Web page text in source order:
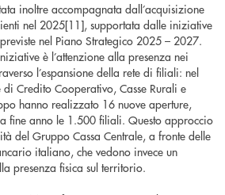
inoltre accompagnata dall’acquisizione
nel 2025[11], supportata dalle iniziative
nel Piano Strategico 2025 – 2027.
è l’attenzione alla presenza nei
l’espansione della rete di filiali: nel
Credito Cooperativo, Casse Rurali e
hanno realizzato 16 nuove aperture,
fine anno le 1.500 filiali. Questo approccio
del Gruppo Cassa Centrale, a fronte delle
italiano, che vedono invece un
presenza fisica sul territorio.